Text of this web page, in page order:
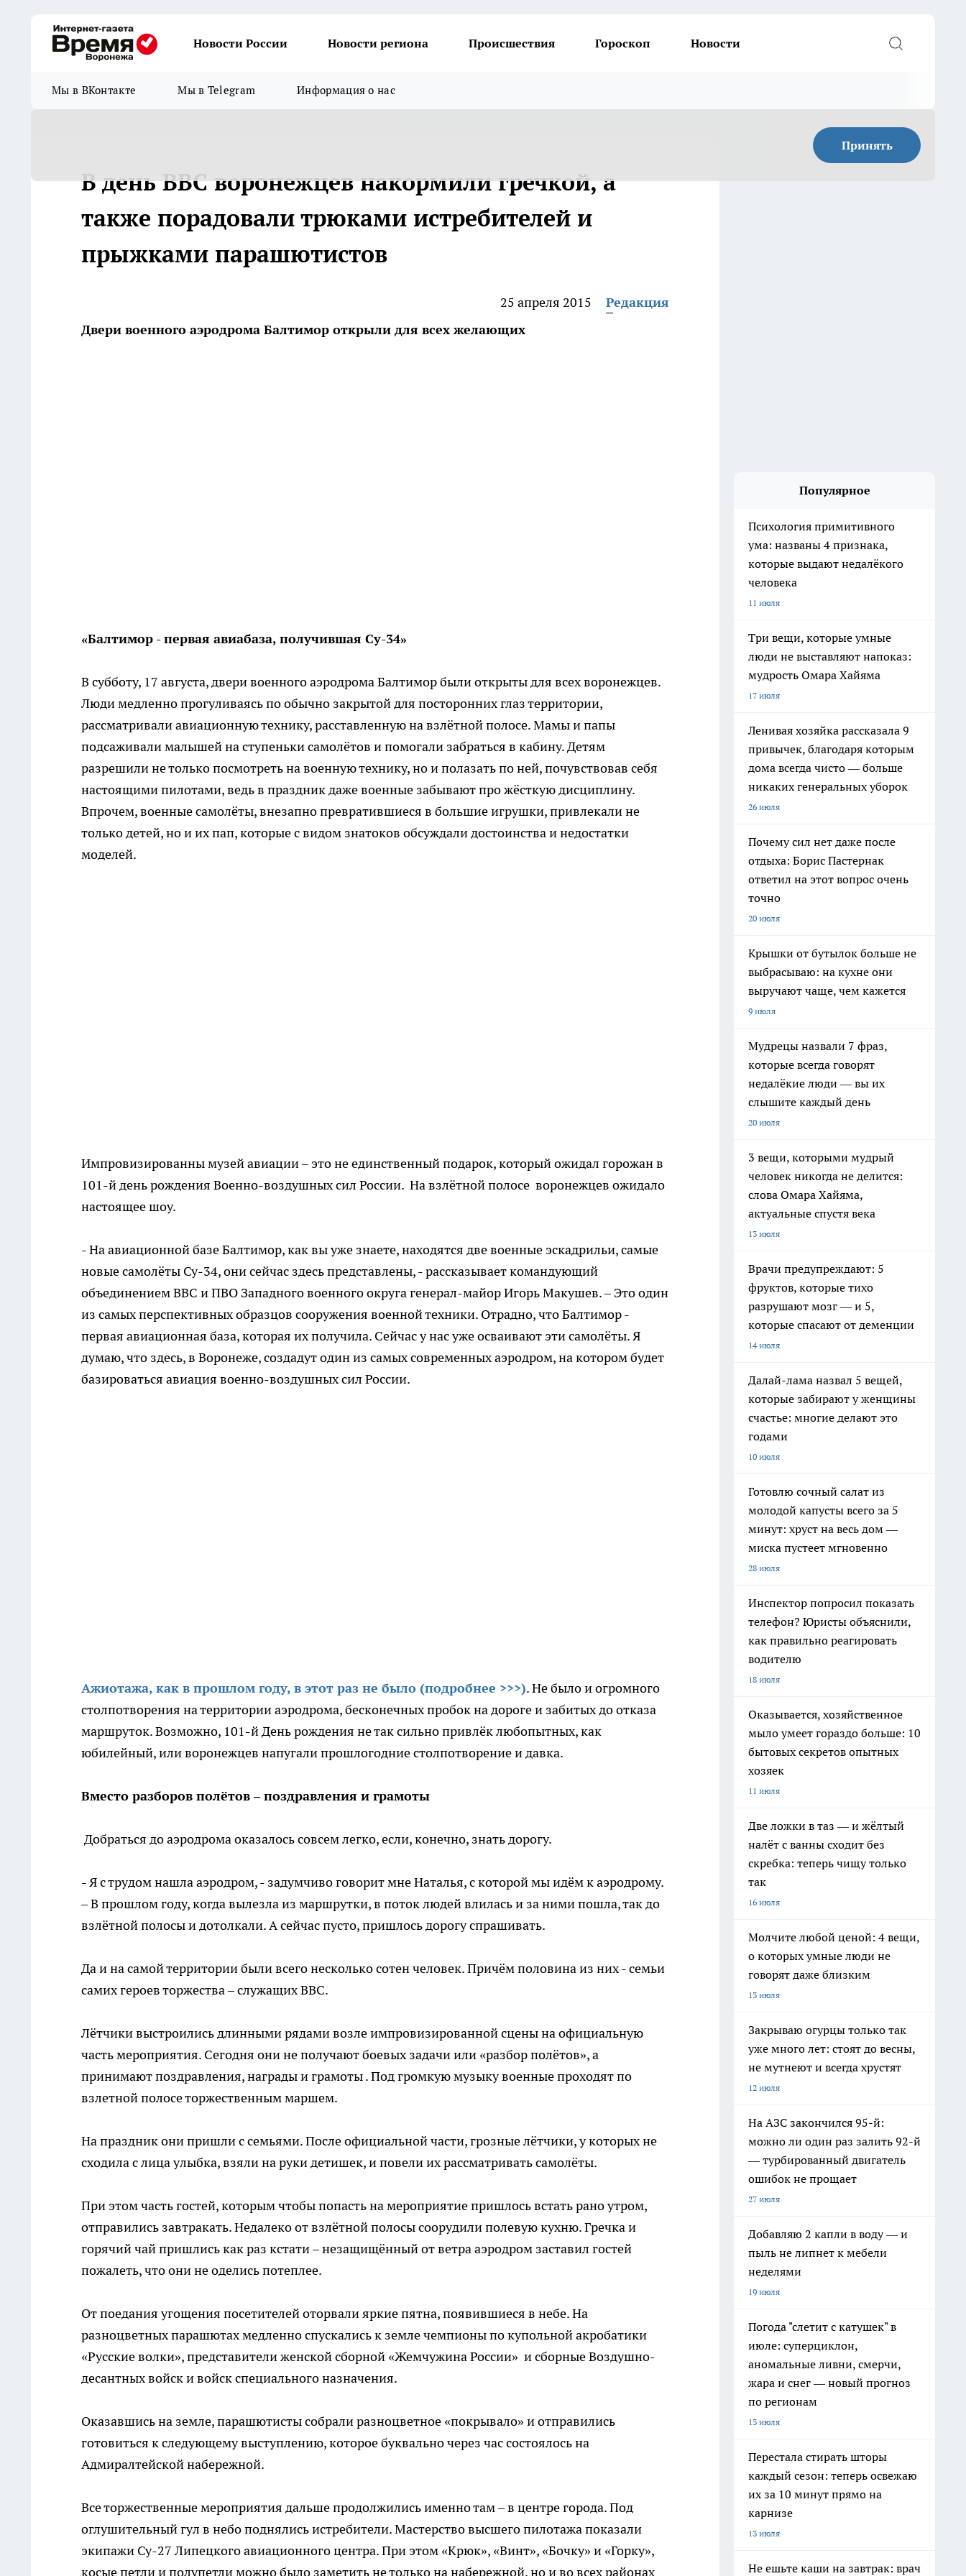
Новости России Новости региона Происшествия Гороскоп Новости
Мы в ВКонтакте Мы в Telegram Информация о нас
Принять
В день ВВС воронежцев накормили гречкой, а
также порадовали трюками истребителей и
прыжками парашютистов
25 апреля 2015
Редакция
Двери военного аэродрома Балтимор открыли для всех желающих
«Балтимор - первая авиабаза, получившая Су-34»
В субботу, 17 августа, двери военного аэродрома Балтимор были открыты для всех воронежцев.
Люди медленно прогуливаясь по обычно закрытой для посторонних глаз территории,
рассматривали авиационную технику, расставленную на взлётной полосе. Мамы и папы
подсаживали малышей на ступеньки самолётов и помогали забраться в кабину. Детям
разрешили не только посмотреть на военную технику, но и полазать по ней, почувствовав себя
настоящими пилотами, ведь в праздник даже военные забывают про жёсткую дисциплину.
Впрочем, военные самолёты, внезапно превратившиеся в большие игрушки, привлекали не
только детей, но и их пап, которые с видом знатоков обсуждали достоинства и недостатки
моделей.
Импровизированны музей авиации – это не единственный подарок, который ожидал горожан в
101-й день рождения Военно-воздушных сил России. На взлётной полосе воронежцев ожидало
настоящее шоу.
- На авиационной базе Балтимор, как вы уже знаете, находятся две военные эскадрильи, самые
новые самолёты Су-34, они сейчас здесь представлены, - рассказывает командующий
объединением ВВС и ПВО Западного военного округа генерал-майор Игорь Макушев. – Это один
из самых перспективных образцов сооружения военной техники. Отрадно, что Балтимор -
первая авиационная база, которая их получила. Сейчас у нас уже осваивают эти самолёты. Я
думаю, что здесь, в Воронеже, создадут один из самых современных аэродром, на котором будет
базироваться авиация военно-воздушных сил России.
Ажиотажа, как в прошлом году, в этот раз не было (подробнее >>>). Не было и огромного
столпотворения на территории аэродрома, бесконечных пробок на дороге и забитых до отказа
маршруток. Возможно, 101-й День рождения не так сильно привлёк любопытных, как
юбилейный, или воронежцев напугали прошлогодние столпотворение и давка.
Вместо разборов полётов – поздравления и грамоты
Добраться до аэродрома оказалось совсем легко, если, конечно, знать дорогу.
- Я с трудом нашла аэродром, - задумчиво говорит мне Наталья, с которой мы идём к аэродрому.
– В прошлом году, когда вылезла из маршрутки, в поток людей влилась и за ними пошла, так до
взлётной полосы и дотолкали. А сейчас пусто, пришлось дорогу спрашивать.
Да и на самой территории были всего несколько сотен человек. Причём половина из них - семьи
самих героев торжества – служащих ВВС.
Лётчики выстроились длинными рядами возле импровизированной сцены на официальную
часть мероприятия. Сегодня они не получают боевых задачи или «разбор полётов», а
принимают поздравления, награды и грамоты . Под громкую музыку военные проходят по
взлетной полосе торжественным маршем.
На праздник они пришли с семьями. После официальной части, грозные лётчики, у которых не
сходила с лица улыбка, взяли на руки детишек, и повели их рассматривать самолёты.
При этом часть гостей, которым чтобы попасть на мероприятие пришлось встать рано утром,
отправились завтракать. Недалеко от взлётной полосы соорудили полевую кухню. Гречка и
горячий чай пришлись как раз кстати – незащищённый от ветра аэродром заставил гостей
пожалеть, что они не оделись потеплее.
От поедания угощения посетителей оторвали яркие пятна, появившиеся в небе. На
разноцветных парашютах медленно спускались к земле чемпионы по купольной акробатики
«Русские волки», представители женской сборной «Жемчужина России» и сборные Воздушно-
десантных войск и войск специального назначения.
Оказавшись на земле, парашютисты собрали разноцветное «покрывало» и отправились
готовиться к следующему выступлению, которое буквально через час состоялось на
Адмиралтейской набережной.
Все торжественные мероприятия дальше продолжились именно там – в центре города. Под
оглушительный гул в небо поднялись истребители. Мастерство высшего пилотажа показали
экипажи Су-27 Липецкого авиационного центра. При этом «Крюк», «Винт», «Бочку» и «Горку»,
косые петли и полупетли можно было заметить не только на набережной, но и во всех районах
Популярное
Психология примитивного
ума: названы 4 признака,
которые выдают недалёкого
человека
11 июля
Три вещи, которые умные
люди не выставляют напоказ:
мудрость Омара Хайяма
17 июля
Ленивая хозяйка рассказала 9
привычек, благодаря которым
дома всегда чисто — больше
никаких генеральных уборок
26 июля
Почему сил нет даже после
отдыха: Борис Пастернак
ответил на этот вопрос очень
точно
20 июля
Крышки от бутылок больше не
выбрасываю: на кухне они
выручают чаще, чем кажется
9 июля
Мудрецы назвали 7 фраз,
которые всегда говорят
недалёкие люди — вы их
слышите каждый день
20 июля
3 вещи, которыми мудрый
человек никогда не делится:
слова Омара Хайяма,
актуальные спустя века
13 июля
Врачи предупреждают: 5
фруктов, которые тихо
разрушают мозг — и 5,
которые спасают от деменции
14 июля
Далай-лама назвал 5 вещей,
которые забирают у женщины
счастье: многие делают это
годами
10 июля
Готовлю сочный салат из
молодой капусты всего за 5
минут: хруст на весь дом —
миска пустеет мгновенно
28 июля
Инспектор попросил показать
телефон? Юристы объяснили,
как правильно реагировать
водителю
18 июля
Оказывается, хозяйственное
мыло умеет гораздо больше: 10
бытовых секретов опытных
хозяек
11 июля
Две ложки в таз — и жёлтый
налёт с ванны сходит без
скребка: теперь чищу только
так
16 июля
Молчите любой ценой: 4 вещи,
о которых умные люди не
говорят даже близким
13 июля
Закрываю огурцы только так
уже много лет: стоят до весны,
не мутнеют и всегда хрустят
12 июля
На АЗС закончился 95-й:
можно ли один раз залить 92-й
— турбированный двигатель
ошибок не прощает
27 июля
Добавляю 2 капли в воду — и
пыль не липнет к мебели
неделями
19 июля
Погода "слетит с катушек" в
июле: суперциклон,
аномальные ливни, смерчи,
жара и снег — новый прогноз
по регионам
13 июля
Перестала стирать шторы
каждый сезон: теперь освежаю
их за 10 минут прямо на
карнизе
13 июля
Не ешьте каши на завтрак: врач